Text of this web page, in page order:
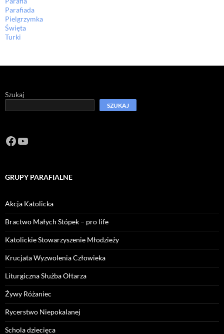
Parafiada
Pielgrzymka
Święta
Turki
Szukaj
SZUKAJ
Facebook
https://www.youtube.com/channel/
GRUPY PARAFIALNE
Akcja Katolicka
Bractwo Małych Stópek – pro life
Katolickie Stowarzyszenie Młodzieży
Krucjata Wyzwolenia Człowieka
Liturgiczna Służba Ołtarza
Żywy Różaniec
Rycerstwo Niepokalanej
Schola dziecięca